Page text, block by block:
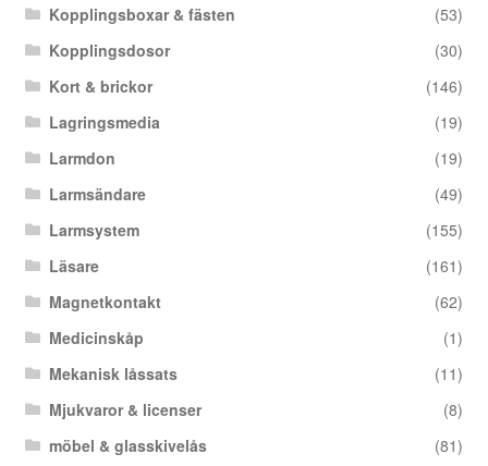
Kopplingsboxar & fästen
(53)
Kopplingsdosor
(30)
Kort & brickor
(146)
Lagringsmedia
(19)
Larmdon
(19)
Larmsändare
(49)
Larmsystem
(155)
Läsare
(161)
Magnetkontakt
(62)
Medicinskåp
(1)
Mekanisk låssats
(11)
Mjukvaror & licenser
(8)
möbel & glasskivelås
(81)